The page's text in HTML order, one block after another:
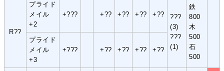
R??
プライド
メイル
+2
+??? +?? +?? +?? +??
???
(3)
???
(1)
鉄
800
木
500
石
500
プライド
メイル
+3
+??? +?? +?? +?? +??